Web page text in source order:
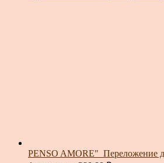
PENSO AMORE"_Переложение